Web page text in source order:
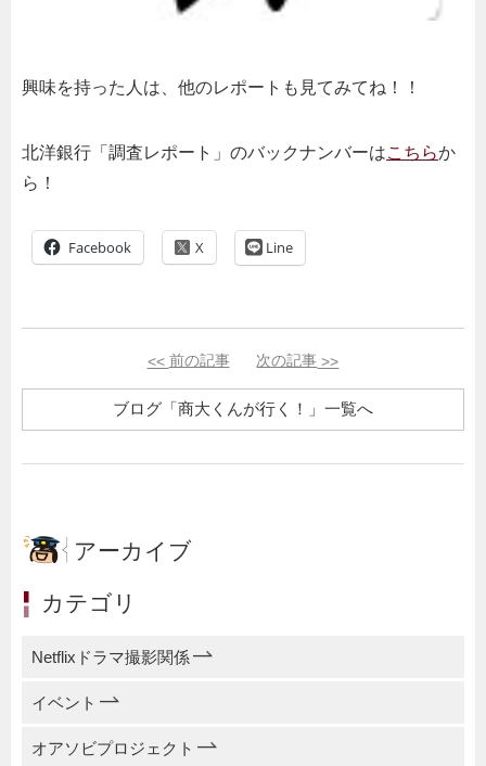
興味を持った人は、他のレポートも見てみてね！！
北洋銀行「調査レポート」のバックナンバーはこちらか
ら！
Facebook Line
<< 前の記事 次の記事 >>
ブログ「商大くんが行く！」一覧へ
アーカイブ
カテゴリ
Netflixドラマ撮影関係
イベント
オアソビプロジェクト